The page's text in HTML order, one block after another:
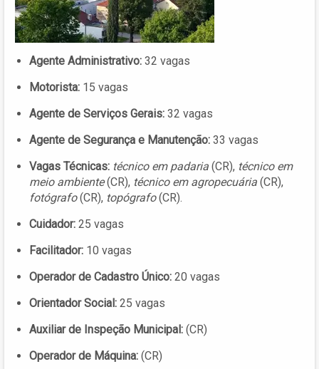
Agente Administrativo: 32 vagas
Motorista: 15 vagas
Agente de Serviços Gerais: 32 vagas
Agente de Segurança e Manutenção: 33 vagas
Vagas Técnicas: técnico em padaria (CR), técnico em
meio ambiente(CR), técnico em agropecuária (CR),
fotógrafo(CR), topógrafo(CR).
Cuidador: 25 vagas
Facilitador: 10 vagas
Operador de Cadastro Único: 20 vagas
Orientador Social: 25 vagas
Auxiliar de Inspeção Municipal: (CR)
Operador de Máquina: (CR)